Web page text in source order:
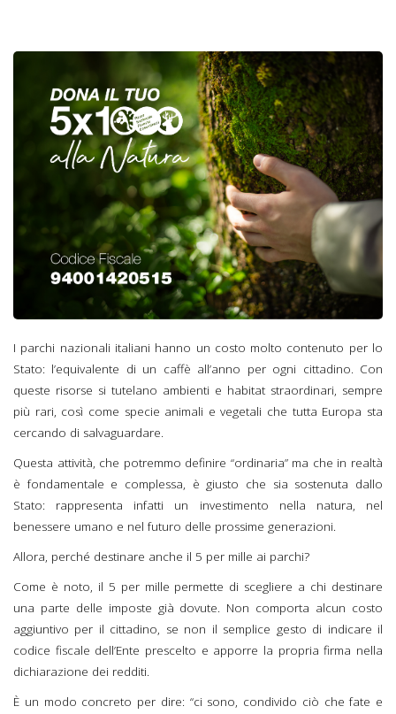
I parchi nazionali italiani hanno un costo molto contenuto per lo
Stato: l’equivalente di un caffè all’anno per ogni cittadino. Con
queste risorse si tutelano ambienti e habitat straordinari, sempre
più rari, così come specie animali e vegetali che tutta Europa sta
cercando di salvaguardare.
Questa attività, che potremmo definire “ordinaria” ma che in realtà
è fondamentale e complessa, è giusto che sia sostenuta dallo
Stato: rappresenta infatti un investimento nella natura, nel
benessere umano e nel futuro delle prossime generazioni.
Allora, perché destinare anche il 5 per mille ai parchi?
Come è noto, il 5 per mille permette di scegliere a chi destinare
una parte delle imposte già dovute. Non comporta alcun costo
aggiuntivo per il cittadino, se non il semplice gesto di indicare il
codice fiscale dell’Ente prescelto e apporre la propria firma nella
dichiarazione dei redditi.
È un modo concreto per dire: “ci sono, condivido ciò che fate e